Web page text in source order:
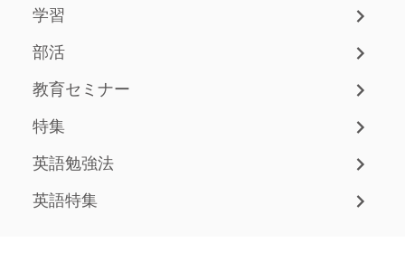
学習
部活
教育セミナー
特集
英語勉強法
英語特集